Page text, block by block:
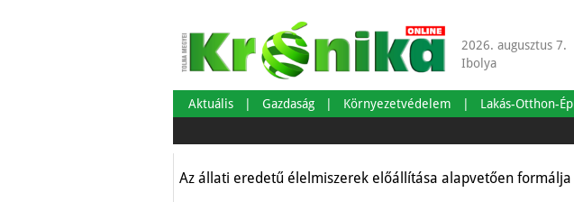
2026. augusztus 7.
Ibolya
Aktuális Gazdaság Környezetvédelem Lakás-Otthon-
Attenborough és a
Környezetvédelem
Az állati eredetű élelmiszerek előállítása alapvetően formálja